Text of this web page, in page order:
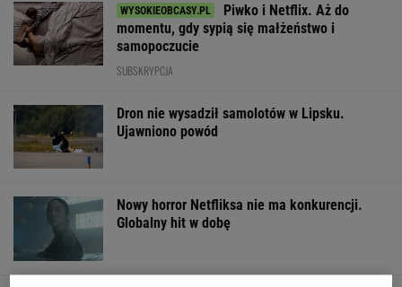
Piwko i Netflix. Aż do
momentu, gdy sypią się małżeństwo i
samopoczucie
SUBSKRYPCJA
Dron nie wysadził samolotów w Lipsku.
Ujawniono powód
Nowy horror Netfliksa nie ma konkurencji.
Globalny hit w dobę